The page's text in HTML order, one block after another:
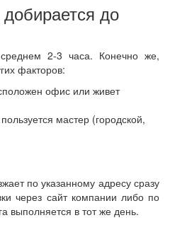
до
2-3 часа. Конечно же,
факторов:
офис или живет
мастер (городской,
по указанному адресу сразу
через сайт компании либо по
выполняется в тот же день.